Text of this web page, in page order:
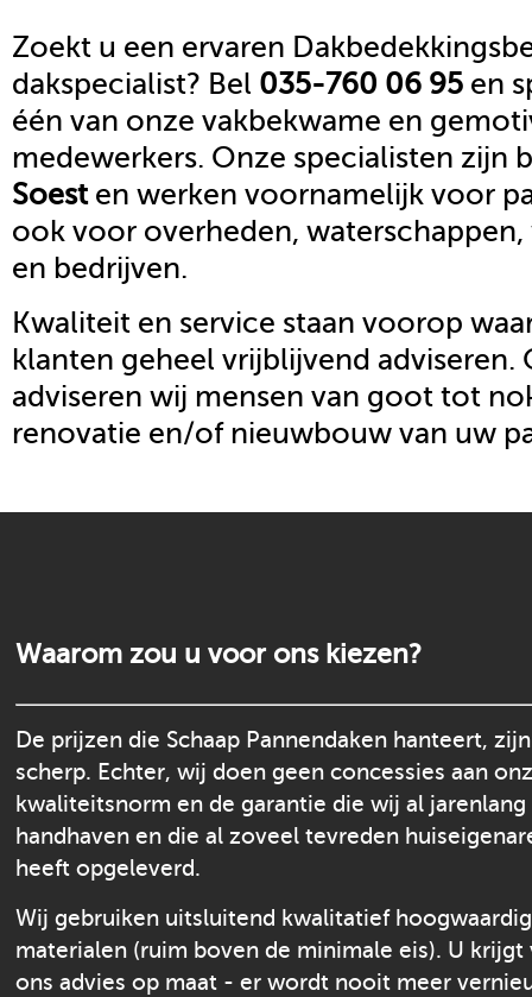
Zoekt u een ervaren
dakspecialist? Bel 035-760 06 95 en
één van onze vakbekwame en
medewerkers. Onze specialisten zijn
Soesten werken voornamelijk voor
ook voor overheden,
en bedrijven.
Kwaliteit en service staan voorop
klanten geheel vrijblijvend adviseren.
adviseren wij mensen van goot tot
renovatie en/of nieuwbouw van uw
Waarom zou u voor ons kiezen?
De prijzen die Schaap Pannendaken hanteert,
scherp. Echter, wij doen geen concessies aan
kwaliteitsnorm en de garantie die wij al jarenlang
handhaven en die al zoveel tevreden
heeft opgeleverd.
Wij gebruiken uitsluitend kwalitatief
materialen (ruim boven de minimale eis). U krijgt
ons advies op maat - er wordt nooit meer